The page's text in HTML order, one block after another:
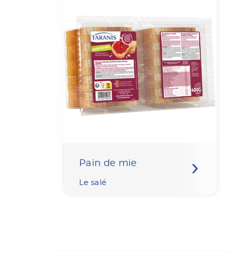
Cystine
Tyrosine
7.2 mg
Arginine
5.0 mg
0.02 g
Sels minéraux
Sodium
9.0 mg
Phosphore
Magnésium
Pain de mie
Le salé